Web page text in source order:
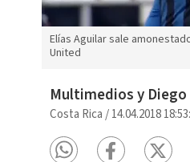
Elías Aguilar sale
United
Multimedios y Diego
Costa Rica /14.04.2018